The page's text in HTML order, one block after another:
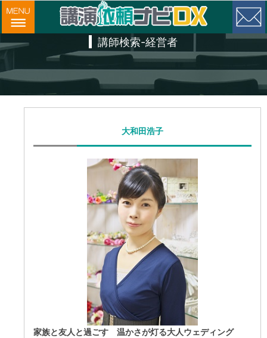
講師検索-経営者
大和田浩子
家族と友人と過ごす 温かさが灯る大人ウェディング